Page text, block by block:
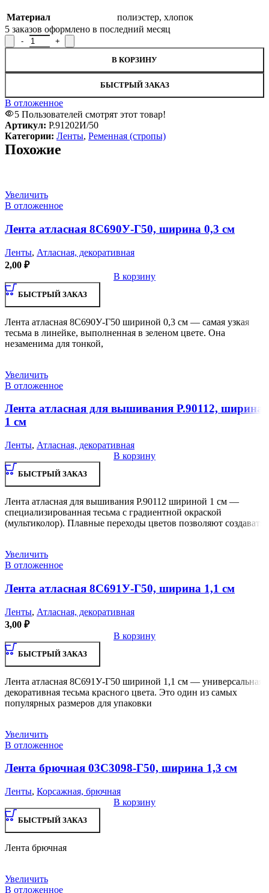
Материал полиэстер, хлопок
5 заказов оформлено в последний месяц
В КОРЗИНУ
БЫСТРЫЙ ЗАКАЗ
В отложенное
5 Пользователей смотрят этот товар!
Артикул: Р.91202И/50
Категории: Ленты, Ременная (стропы)
Похожие
Увеличить
В отложенное
Лента атласная 8С690У-Г50, ширина 0,3 см
Ленты, Атласная, декоративная
2,00 ₽
В корзину
БЫСТРЫЙ ЗАКАЗ
Лента атласная 8С690У-Г50 шириной 0,3 см — самая узкая
тесьма в линейке, выполненная в зеленом цвете. Она
незаменима для тонкой,
Увеличить
В отложенное
Лента атласная для вышивания Р.90112, ширина
1 см
Ленты, Атласная, декоративная
В корзину
БЫСТРЫЙ ЗАКАЗ
Лента атласная для вышивания Р.90112 шириной 1 см —
специализированная тесьма с градиентной окраской
(мультиколор). Плавные переходы цветов позволяют создавать
Увеличить
В отложенное
Лента атласная 8С691У-Г50, ширина 1,1 см
Ленты, Атласная, декоративная
3,00 ₽
В корзину
БЫСТРЫЙ ЗАКАЗ
Лента атласная 8С691У-Г50 шириной 1,1 см — универсальная
декоративная тесьма красного цвета. Это один из самых
популярных размеров для упаковки
Увеличить
В отложенное
Лента брючная 03С3098-Г50, ширина 1,3 см
Ленты, Корсажная, брючная
В корзину
БЫСТРЫЙ ЗАКАЗ
Лента брючная
Увеличить
В отложенное